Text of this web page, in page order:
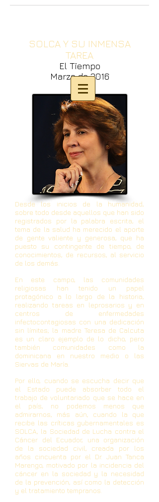
SOLCA Y SU INMENSA
TAREA
El Tiempo
Marzo de 2016
Desde los inicios de la humanidad,
sobre todo desde aquellos que han sido
registrados por la palabra escrita, el
tema de la salud ha merecido el aporte
de gente valiente y generosa, que ha
puesto su contingente de tiempo, de
conocimientos, de recursos, al servicio
de los demás.
En este campo, las comunidades
religiosas han tenido un papel
protagónico a lo largo de la historia,
realizando tareas en leprosarios y en
centros de enfermedades
infectocontagiosas con una dedicación
sin límites; la madre Teresa de Calcuta
es un claro ejemplo de lo dicho, pero
también comunidades como la
dominicana en nuestro medio o las
Siervas de María.
Por ello, cuando se escucha decir que
el Estado puede absorber todo el
trabajo de voluntariado que se hace en
el país, no podemos menos que
admirarnos, más aún, cuando la que
recibe las críticas gubernamentales es
SOLCA, la Sociedad de Lucha contra el
Cáncer del Ecuador, una organización
de la sociedad civil, creada por los
años cincuenta por el Dr. Juan Tanca
Marengo, motivado por la incidencia del
cáncer en la sociedad y la necesidad
de la prevención, así como la detección
y el tratamiento tempranos.